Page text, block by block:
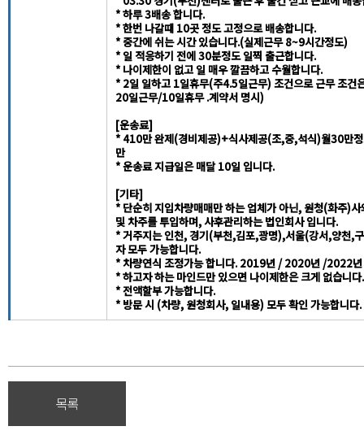
* 하루 3배송 합니다.
* 한번 나갈때 10곳 정도 고정으로 배송합니다.
* 중간에 쉬는 시간 있습니다.(실제근무 8~9시간정도)
* 일 적응하기 전에 30분정도 일찍 출근합니다.
* 나이제한이 없고 일 매우 깔끔하고 수월합니다.
* 2일 일하고 1일휴무(주4.5일근무) 조건으로 근무 조건
20일근무/10일휴무 .계약서 명시)
[운송료]
* 410만 완제(경비제공)+식사제공(조,중,석식)월30만
만
* 운송료 지급일은 매달 10일 입니다.
[기타]
* 단순히 지입차량매매만 하는 업체가 아닌, 원청(화주)
및 차주를 투입하며, 사후관리하는 법인회사 입니다.
* 거주지는 인천, 경기(부천,김포,광명),서울(강서,양천,
자 모두 가능합니다.
* 차량연식 조정가능 합니다. 2019년 / 2020년 /2022
* 하고자 하는 마인드만 있으면 나이제한은 크게 없습니다.
* 전액할부 가능합니다.
* 방문 시 (차량, 원청회사, 일내용) 모두 확인 가능합니다.
목록